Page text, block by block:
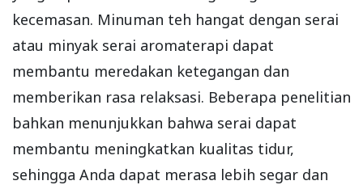
kecemasan. Minuman teh hangat dengan serai
atau minyak serai aromaterapi dapat
membantu meredakan ketegangan dan
memberikan rasa relaksasi. Beberapa penelitian
bahkan menunjukkan bahwa serai dapat
membantu meningkatkan kualitas tidur,
sehingga Anda dapat merasa lebih segar dan